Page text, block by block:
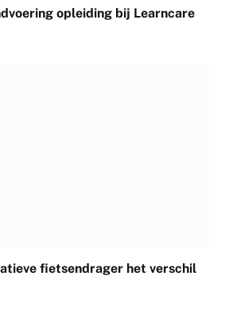
opleiding bij Learncare
fietsendrager het verschil